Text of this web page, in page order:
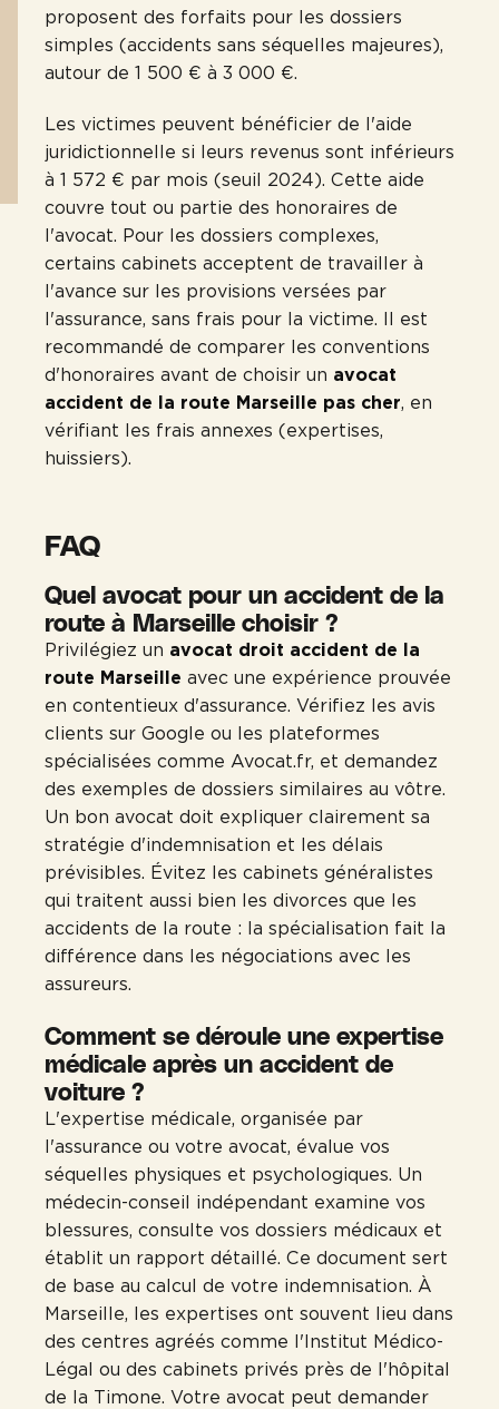
proposent des forfaits pour les dossiers
simples (accidents sans séquelles majeures),
autour de 1 500 € à 3 000 €.
Les victimes peuvent bénéficier de l'aide
juridictionnelle si leurs revenus sont inférieurs
à 1 572 € par mois (seuil 2024). Cette aide
couvre tout ou partie des honoraires de
l'avocat. Pour les dossiers complexes,
certains cabinets acceptent de travailler à
l'avance sur les provisions versées par
l'assurance, sans frais pour la victime. Il est
recommandé de comparer les conventions
d'honoraires avant de choisir un avocat
accident de la route Marseille pas cher, en
vérifiant les frais annexes (expertises,
huissiers).
FAQ
Quel avocat pour un accident de la
route à Marseille choisir ?
Privilégiez un avocat droit accident de la
route Marseille avec une expérience prouvée
en contentieux d'assurance. Vérifiez les avis
clients sur Google ou les plateformes
spécialisées comme Avocat.fr, et demandez
des exemples de dossiers similaires au vôtre.
Un bon avocat doit expliquer clairement sa
stratégie d'indemnisation et les délais
prévisibles. Évitez les cabinets généralistes
qui traitent aussi bien les divorces que les
accidents de la route : la spécialisation fait la
différence dans les négociations avec les
assureurs.
Comment se déroule une expertise
médicale après un accident de
voiture ?
L'expertise médicale, organisée par
l'assurance ou votre avocat, évalue vos
séquelles physiques et psychologiques. Un
médecin-conseil indépendant examine vos
blessures, consulte vos dossiers médicaux et
établit un rapport détaillé. Ce document sert
de base au calcul de votre indemnisation. À
Marseille, les expertises ont souvent lieu dans
des centres agréés comme l'Institut Médico-
Légal ou des cabinets privés près de l'hôpital
de la Timone. Votre avocat peut demander